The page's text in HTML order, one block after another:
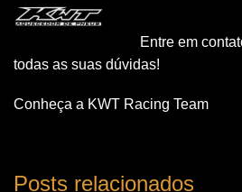
Entre em
todas as suas dúvidas!
Conheça a KWT Racing Team
Posts relacionados